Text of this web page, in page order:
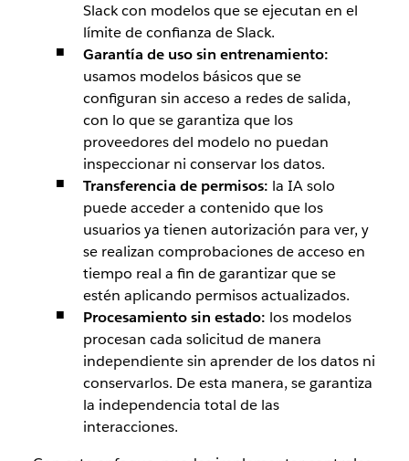
Slack con modelos que se ejecutan en el
límite de confianza de Slack.
Garantía de uso sin entrenamiento:
usamos modelos básicos que se
configuran sin acceso a redes de salida,
con lo que se garantiza que los
proveedores del modelo no puedan
inspeccionar ni conservar los datos.
Transferencia de permisos: la IA solo
puede acceder a contenido que los
usuarios ya tienen autorización para ver, y
se realizan comprobaciones de acceso en
tiempo real a fin de garantizar que se
estén aplicando permisos actualizados.
Procesamiento sin estado: los modelos
procesan cada solicitud de manera
independiente sin aprender de los datos ni
conservarlos. De esta manera, se garantiza
la independencia total de las
interacciones.